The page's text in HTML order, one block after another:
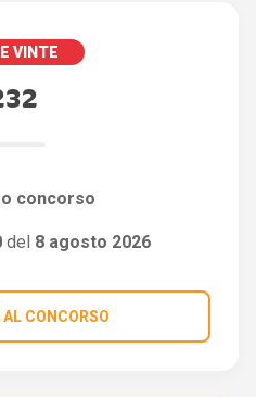
VINTE
concorso
del 8 agosto 2026
CONCORSO